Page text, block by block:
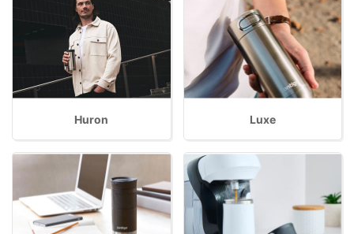
Huron Luxe